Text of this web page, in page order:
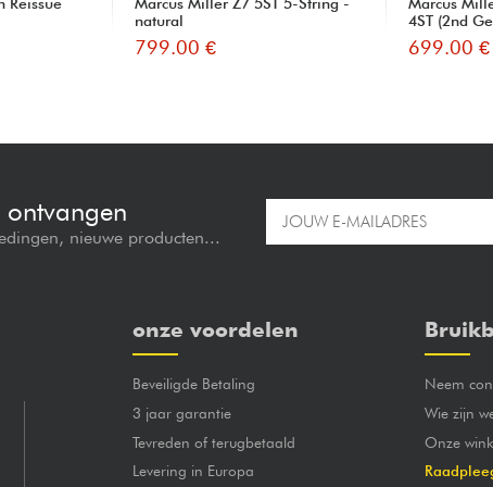
natural
799.00 €
4ST (2nd
699.00 €
nieuwe producten...
onze voordelen
Beveiligde Betaling
3 jaar garantie
Tevreden of terugbetaald
Levering in Europa
Neem
Wie zijn
Onze